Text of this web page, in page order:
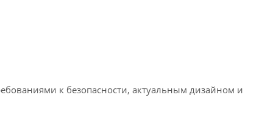
к безопасности, актуальным дизайном и